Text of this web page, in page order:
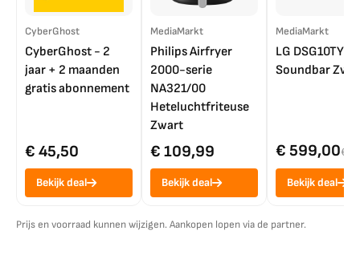
CyberGhost
CyberGhost - 2
jaar + 2 maanden
gratis abonnement
€ 45,50
Bekijk deal
MediaMarkt
Philips Airfryer
2000-serie
NA321/00
Heteluchtfriteuse
Zwart
€ 109,99
Bekijk deal
MediaMarkt
LG DSG10TY
Soundbar
€ 599,00€
Bekijk deal
Prijs en voorraad kunnen wijzigen. Aankopen lopen via de partner.